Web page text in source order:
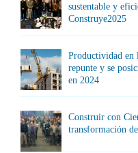
sustentable y
Construye2025
Productividad en
repunte y se
en 2024
Construir con
transformación